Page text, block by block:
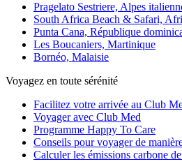
Pragelato Sestriere, Alpes
South Africa Beach & Safari,
Punta Cana, République
Les Boucaniers, Martinique
Bornéo, Malaisie
Voyagez en toute sérénité
Facilitez votre arrivée au Club
Voyager avec Club Med
Programme Happy To Care
Conseils pour voyager de
Calculer les émissions carbone